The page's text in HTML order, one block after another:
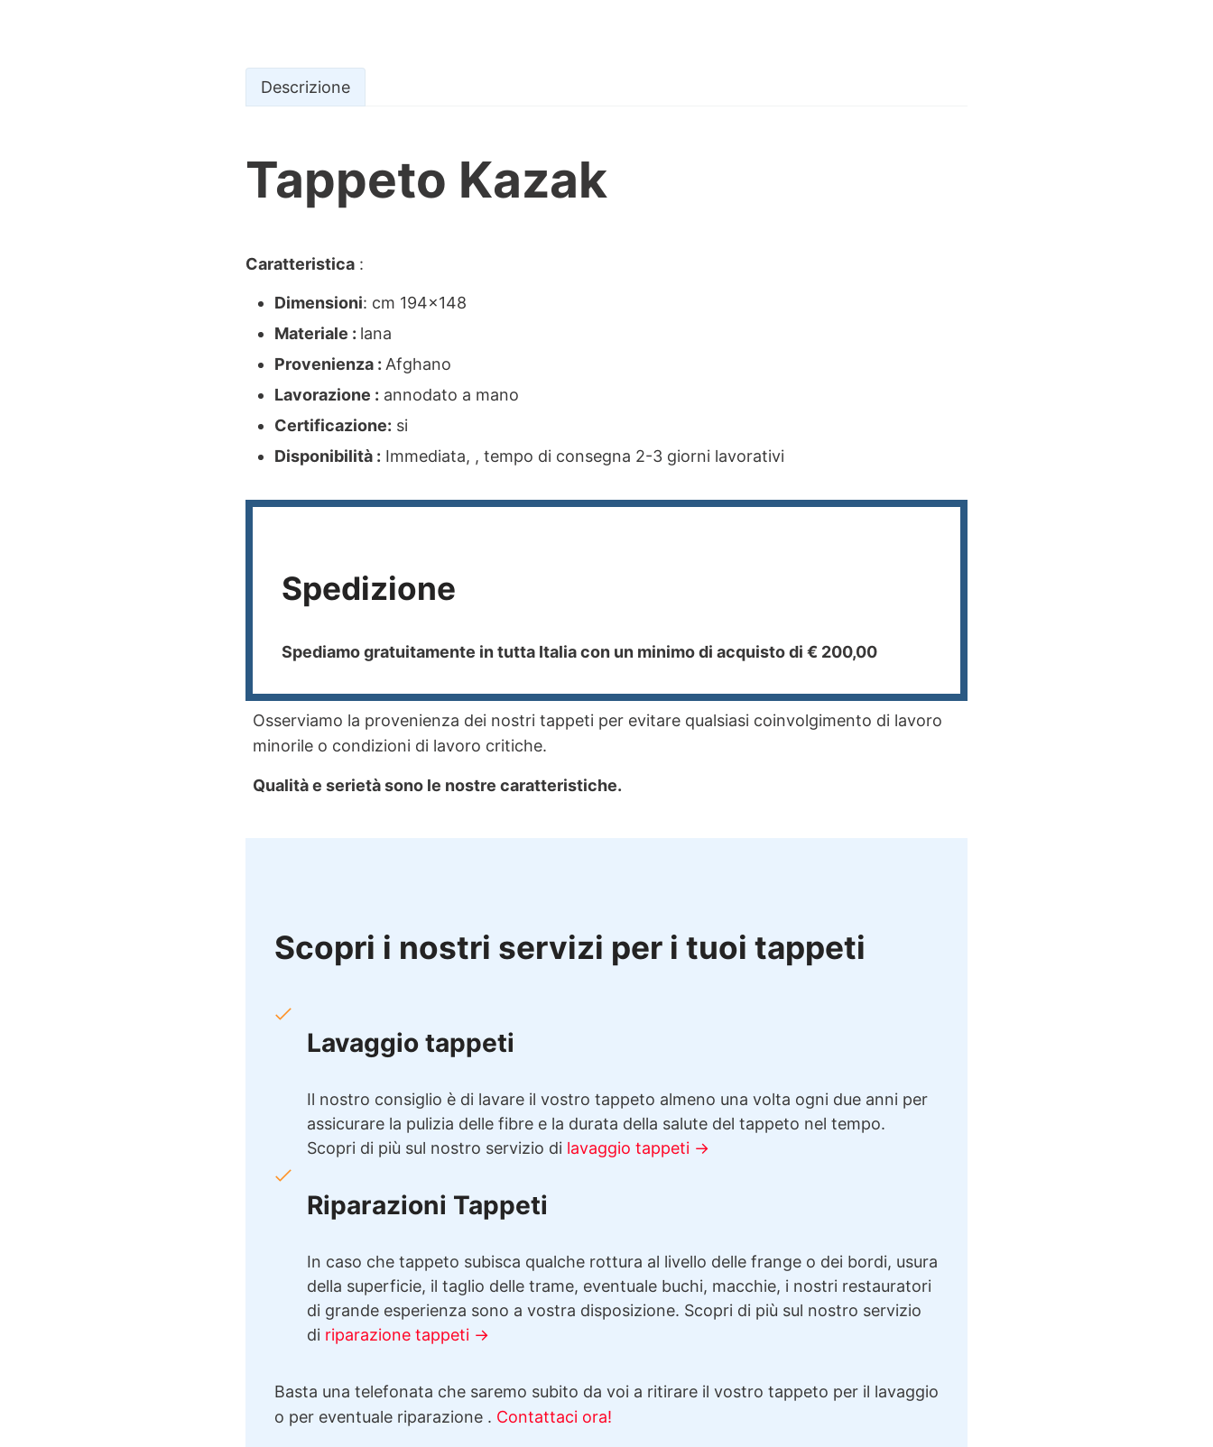
Descrizione
Descrizione
Tappeto Kazak
Caratteristica :
Dimensioni: cm 194×148
Materiale : lana
Provenienza : Afghano
Lavorazione : annodato a mano
Certificazione: si
Disponibilità : Immediata, , tempo di consegna 2-3 giorni lavorativi
Spedizione
Spediamo gratuitamente in tutta Italia con un minimo di acquisto di € 200,00
Osserviamo la provenienza dei nostri tappeti per evitare qualsiasi coinvolgimento di lavoro
minorile o condizioni di lavoro critiche.
Qualità e serietà sono le nostre caratteristiche.
Scopri i nostri servizi per i tuoi tappeti
Lavaggio tappeti
Il nostro consiglio è di lavare il vostro tappeto almeno una volta ogni due anni per
assicurare la pulizia delle fibre e la durata della salute del tappeto nel tempo.
Scopri di più sul nostro servizio di lavaggio tappeti →
Riparazioni Tappeti
In caso che tappeto subisca qualche rottura al livello delle frange o dei bordi, usura
della superficie, il taglio delle trame, eventuale buchi, macchie, i nostri restauratori
di grande esperienza sono a vostra disposizione. Scopri di più sul nostro servizio
di riparazione tappeti →
Basta una telefonata che saremo subito da voi a ritirare il vostro tappeto per il lavaggio
o per eventuale riparazione . Contattaci ora!